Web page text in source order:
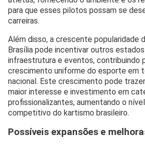
para que esses pilotos possam se
carreiras.
Além disso, a crescente popularidade
Brasília pode incentivar outros
infraestrutura e eventos, contribuindo
crescimento uniforme do esporte em
nacional. Este crescimento pode
maior interesse e investimento em
profissionalizantes, aumentando o
competitivo do kartismo brasileiro.
Possíveis expansões e